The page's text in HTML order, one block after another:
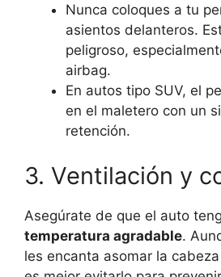
Nunca coloques a tu
asientos delanteros.
peligroso,
airbag.
En autos tipo SUV, el
en el maletero con un
retención.
3. Ventilación y
Asegúrate de que el auto
temperatura agradable.
les encanta asomar la